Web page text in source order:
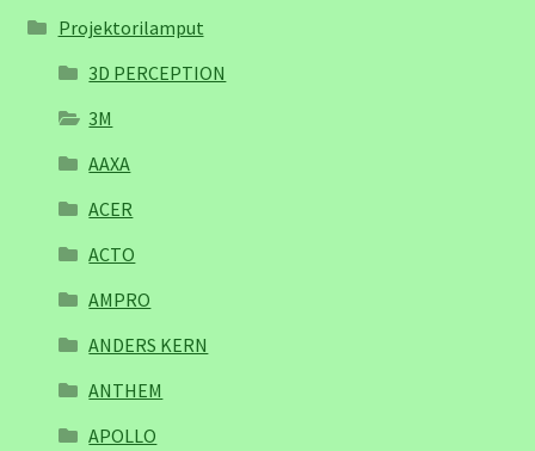
Projektorilamput
3D PERCEPTION
3M
AAXA
ACER
ACTO
AMPRO
ANDERS KERN
ANTHEM
APOLLO